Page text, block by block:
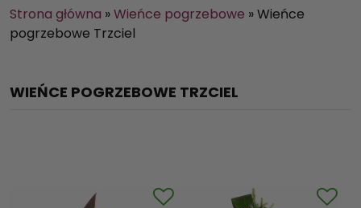
d
u
k
Strona główna »Wieńce pogrzebowe »Wieńce
pogrzebowe Trzciel
WIEŃCE POGRZEBOWE TRZCIEL